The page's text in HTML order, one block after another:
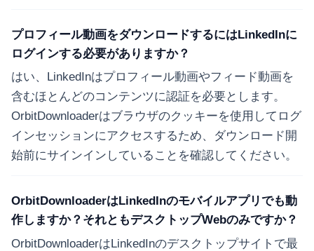
プロフィール動画をダウンロードするにはLinkedInに
ログインする必要がありますか？
はい、LinkedInはプロフィール動画やフィード動画を
含むほとんどのコンテンツに認証を必要とします。
OrbitDownloaderはブラウザのクッキーを使用してログ
インセッションにアクセスするため、ダウンロード開
始前にサインインしていることを確認してください。
OrbitDownloaderはLinkedInのモバイルアプリでも動
作しますか？それともデスクトップWebのみですか？
OrbitDownloaderはLinkedInのデスクトップサイトで最